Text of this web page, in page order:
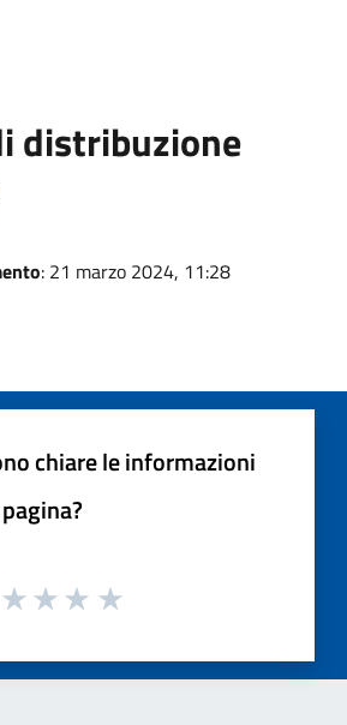
distribuzione
: 21 marzo 2024, 11:28
chiare le informazioni